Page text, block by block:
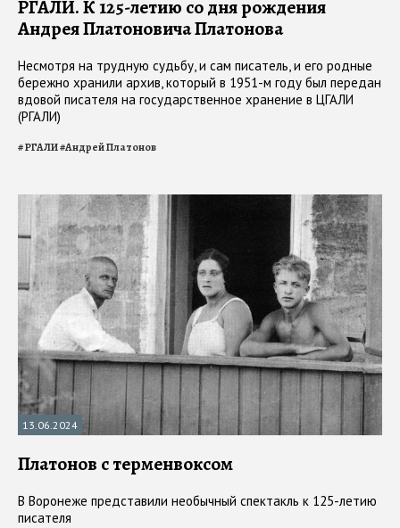
РГАЛИ. К 125-летию со дня рождения
Андрея Платоновича Платонова
Несмотря на трудную судьбу, и сам писатель, и его родные
бережно хранили архив, который в 1951-м году был передан
вдовой писателя на государственное хранение в ЦГАЛИ
(РГАЛИ)
#РГАЛИ#Андрей Платонов
13.06.2024
Платонов с терменвоксом
В Воронеже представили необычный спектакль к 125-летию
писателя